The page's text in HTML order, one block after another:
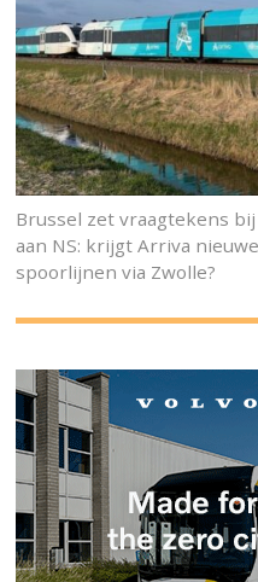
Brussel zet vraagtekens
aan NS: krijgt Arriva
spoorlijnen via Zwolle?